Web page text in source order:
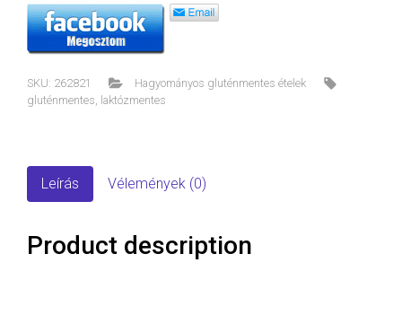
SKU: 262821
Hagyományos gluténmentes ételek
gluténmentes
laktózmentes
Leírás Vélemények (0)
Product description